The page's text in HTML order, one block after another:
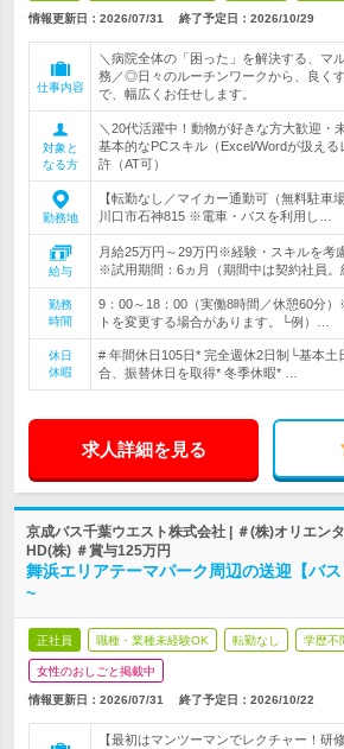
情報更新日：2026/07/31 終了予定日： 2026/10/29
仕事内容
＼病院全体の「困った」を解決する、マ
務／◎日々のルーチンワークから、良く
で、幅広くお任せします。
対象と
なる方
＼20代活躍中！動物が好きな方大歓迎・
基本的なPCスキル（Excel/Wordが扱え
許（AT可）
勤務地
【転勤なし／マイカー通勤可（無料駐車
川口市石神815 ※電車・バスを利用し…
給与
月給25万円～29万円※経験・スキルを考
※試用期間：6ヵ月（期間中は契約社員
勤務
時間
9：00～18：00（実働8時間／休憩60分
トを変更する場合があります。└例）…
休日
休暇
# 年間休日105日* 完全週休2日制└基本土
合、振替休日を取得* 冬季休暇* …
求人詳細を見る
京成バス千葉ウエスト株式会社 | ＃(株)オリエン
HD(株) ＃賞与125万円
舞浜エリアテーマパーク周辺の送迎【バ
~
正社員 職種・業種未経験OK 転勤なし 学歴不
女性のおしごと掲載中
情報更新日：2026/07/31 終了予定日： 2026/10/22
【最初はマンツーマンでレクチャー！